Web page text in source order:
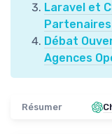
Laravel et
Débat
Agences
Résumer